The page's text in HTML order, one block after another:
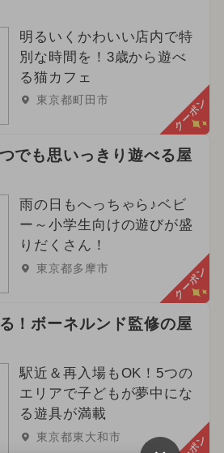
ント
ント
ント
ント
ント
ント
ント
ント 春休み
年5月のイベント
明るいくかわいい店内で特
別な時間を！3歳から遊べ
る猫カフェ
東京都町田市 クーポン
でも思いっきり遊べる屋
雨の日もへっちゃら♪ベビ
ー～小学生向けの遊びが盛
りだくさん！
東京都多摩市 クーポン
！ボーネルンド監修の屋
駅近＆再入場もOK！5つの
エリアで子どもが夢中にな
る遊具が満載
東京都東大和市